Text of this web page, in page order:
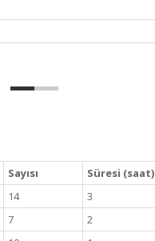
Sayısı Süresi (saat)
14 3
7 2